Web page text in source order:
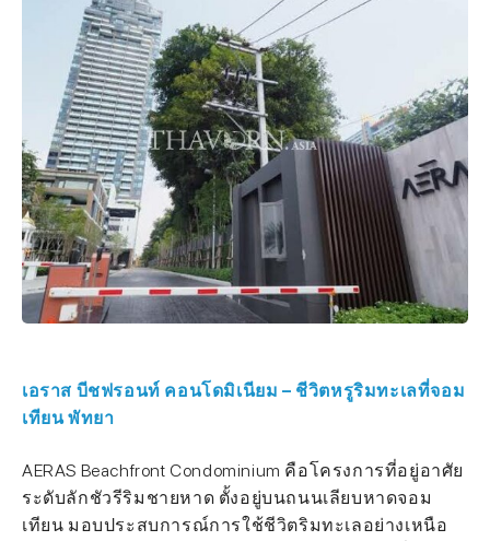
เอราส บีชฟรอนท์ คอนโดมิเนียม – ชีวิตหรูริมทะเลที่จอม
เทียน พัทยา
AERAS Beachfront Condominium คือโครงการที่อยู่อาศัย
ระดับลักชัวรีริมชายหาด ตั้งอยู่บนถนนเลียบหาดจอม
เทียน มอบประสบการณ์การใช้ชีวิตริมทะเลอย่างเหนือ